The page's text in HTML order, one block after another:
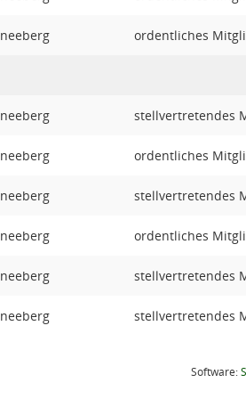
ordentliches
stellvertretendes
ordentliches
stellvertretendes
ordentliches
stellvertretendes
stellvertretendes
Software: